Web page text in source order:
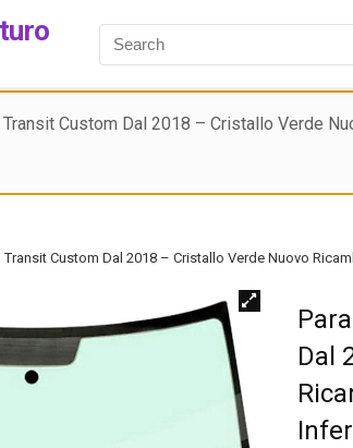
Custom Dal 2018 – Cristallo Verde
Transit Custom Dal 2018 – Cristallo Verde Nuovo
Dal